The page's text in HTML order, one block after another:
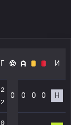
Г И
2
2
0 0 0 0 Н
0